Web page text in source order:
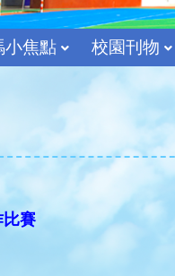
小焦點 校園刊物
賽